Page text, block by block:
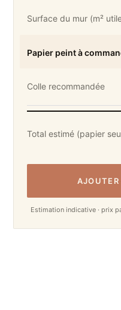
Surface du mur (m²
Papier peint à
Colle recommandée
Total estimé (papier
Estimation indicative · prix